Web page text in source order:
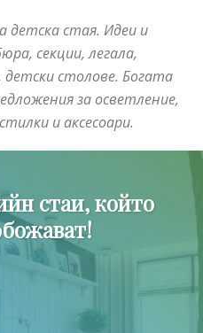
детска стая. Идеи и
секции, легала,
детски столове. Богата
за осветление,
и аксесоари.
стаи, който